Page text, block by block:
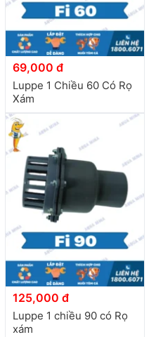
69,000 đ
Luppe 1 Chiều 60 Có Rọ
Xám
125,000 đ
Luppe 1 chiều 90 có Rọ
xám